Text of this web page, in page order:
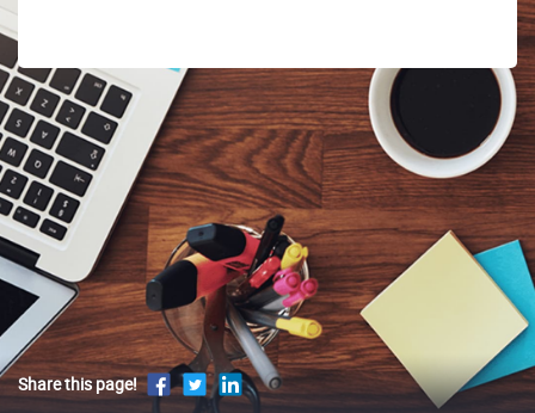
Share this page!